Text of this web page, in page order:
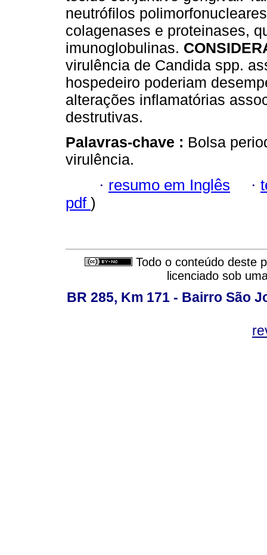
neutrófilos
colagenases e proteinases,
imunoglobulinas.
virulência de Candida spp.
hospedeiro poderiam
alterações inflamatórias
destrutivas.
Palavras-chave : Bolsa
virulência.
· resumo em Inglês ·
pdf )
Todo o conteúdo deste
licenciado sob
BR 285, Km 171 - Bairro São